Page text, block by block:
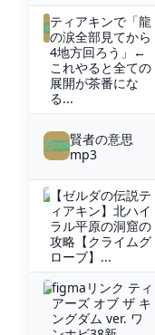
ティアキンで「龍
の涙全部見てから
4地方回ろう」←
これやると全ての
展開が茶番にな
る...
賢者の意思
mp3
【ゼルダの伝説テ
ィアキン】北ハイ
ラル平原の洞窟の
攻略【クライムグ
ローブ】...
figmaリンク ティ
アーズ オブ ザ キ
ングダム ver. ワ